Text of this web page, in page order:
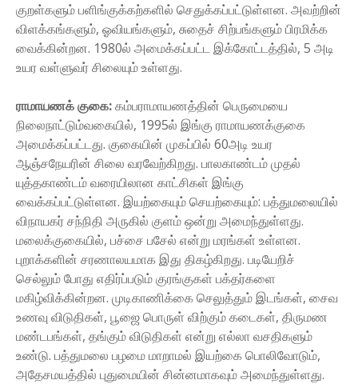
குறள்களும் பளிங்குக்கற்களில் செதுக்கப்பட்டுள்ளன. அவற்றின்
விளக்கங்களும், ஓவியங்களும், சுதைச் சிற்பங்களும் பிரமிக்க
வைக்கின்றன. 1980ல் அமைக்கப்பட்ட இக்கோட்டத்தில், 5 அடி
உயர வள்ளுவர் சிலையும் உள்ளது.
ராமாயணக் குகை:கம்பராமாயணத்தின் பெருமையை
நிலைநாட்டும்வகையில், 1995ல் இங்கு ராமாயணக்குகை
அமைக்கப்பட்டது. குகையின் முகப்பில் 60அடி உயர
ஆஞ்சநேயரின் சிலை வரவேற்கிறது. பாலகாண்டம் முதல்
யுத்தகாண்டம் வரையிலான காட்சிகள் இங்கு
வைக்கப்பட்டுள்ளன. இயற்கையும் செயற்கையும்: பத்துமலையில்
விநாயகர் சந்நிதி அருகில் குளம் ஒன்று அமைந்துள்ளது.
மலைக்குகையில், பச்சை பசேல் என்று மரங்கள் உள்ளன.
புறாக்களின் சரணாலயமாக இது திகழ்கிறது. படியேறிச்
செல்லும் போது எதிர்ப்படும் குரங்குகள் பக்தர்களை
மகிழ்விக்கின்றன. முடிகாணிக்கை செலுத்தும் இடங்கள், சைவ
உணவு விடுதிகள், பூஜை பொருள் விற்கும் கடைகள், திருமண
மண்டபங்கள், தங்கும் விடுதிகள் என்று எல்லா வசதிகளும்
உண்டு. பத்துமலை பழமை மாறாமல் இயற்கை பொலிவோடும்,
அதேசமயத்தில் புதுமையின் சின்னமாகவும் அமைந்துள்ளது.